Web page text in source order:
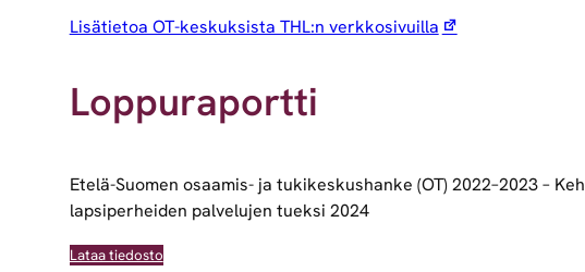
Lisätietoa OT-keskuksista THL:n verkkosivuilla
Loppuraportti
Etelä-Suomen osaamis- ja tukikeskushanke (OT) 2022–2023 –
lapsiperheiden palvelujen tueksi 2024
Lataa tiedosto